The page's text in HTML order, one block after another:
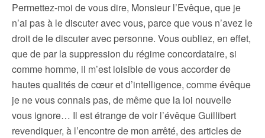
Permettez-moi de vous dire, Monsieur l’Evêque, que je
n’ai pas à le discuter avec vous, parce que vous n’avez le
droit de le discuter avec personne. Vous oubliez, en effet,
que de par la suppression du régime concordataire, si
comme homme, il m’est loisible de vous accorder de
hautes qualités de cœur et d’intelligence, comme évêque
je ne vous connais pas, de même que la loi nouvelle
vous ignore… Il est étrange de voir l’évêque Guillibert
revendiquer, à l’encontre de mon arrêté, des articles de